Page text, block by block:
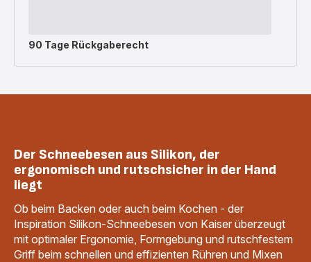
90 Tage Rückgaberecht
Der Schneebesen aus Silikon, der
ergonomisch und rutschsicher in der Hand
liegt
Ob beim Backen oder auch beim Kochen - der
Inspiration Silikon-Schneebesen von Kaiser überzeugt
mit optimaler Ergonomie, Formgebung und rutschfestem
Griff beim schnellen und effizienten Rühren und Mixen